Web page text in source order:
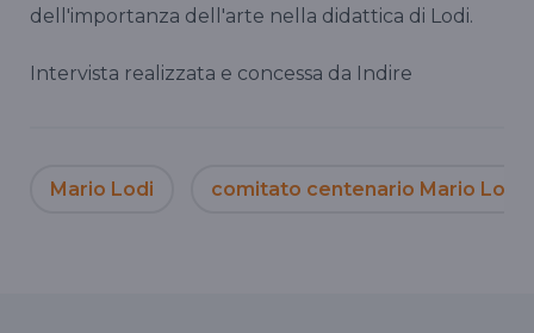
dell'importanza dell'arte nella didattica di Lodi.
Intervista realizzata e concessa da Indire
Mario Lodi comitato centenario Mario Lodi